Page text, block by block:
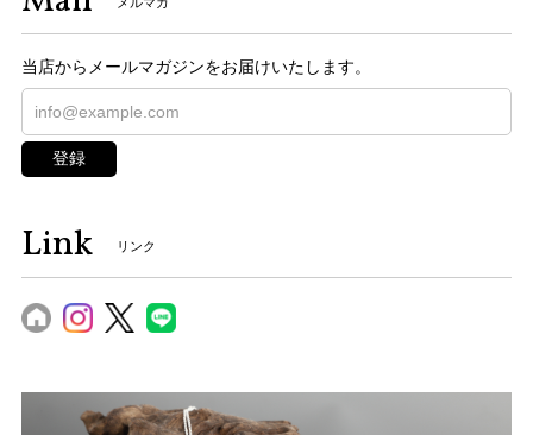
当店からメールマガジンをお届けいたします。
登録
Link リンク